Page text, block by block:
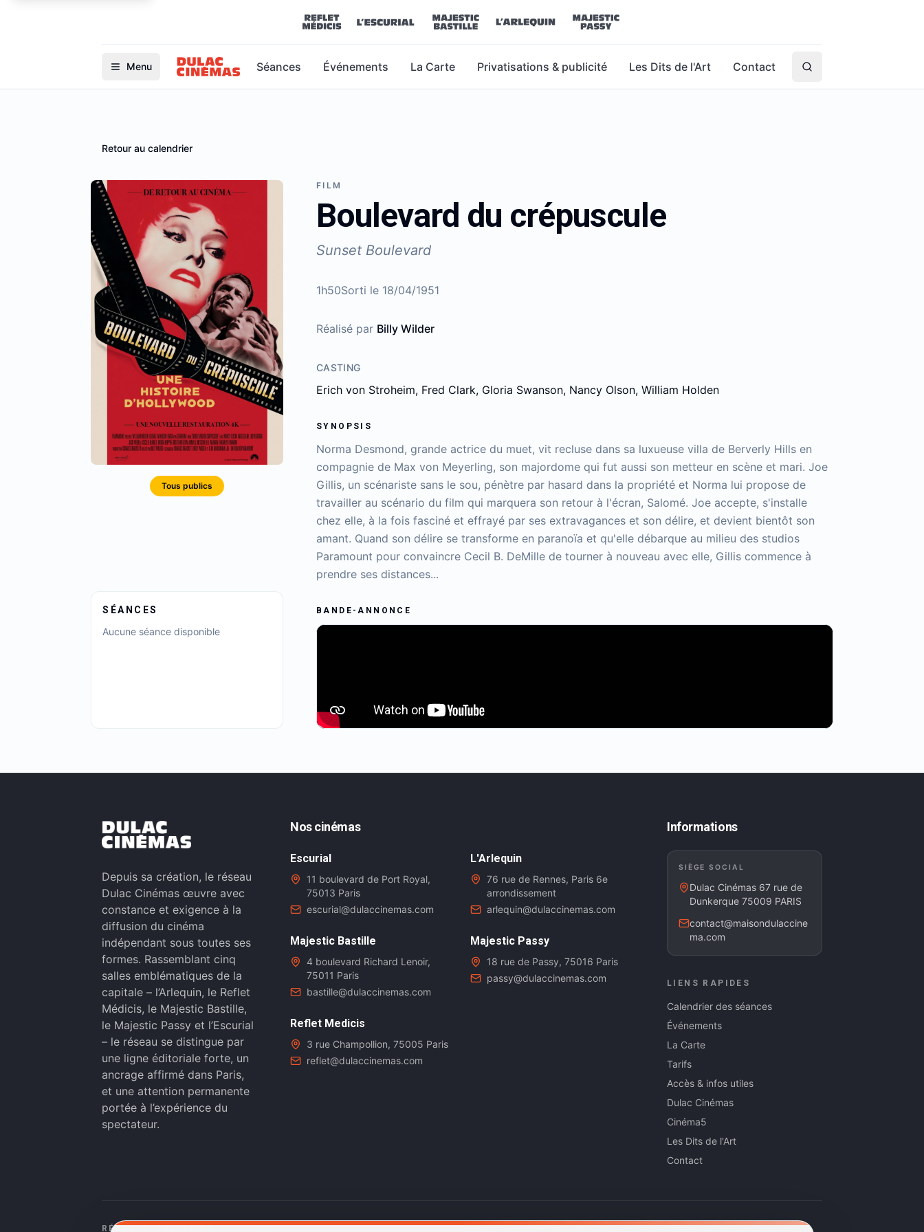
Menu Séances Événements La Carte Privatisations & publicité Les Dits de l'Art Contact
Retour au calendrier
Tous publics
SÉANCES
Aucune séance disponible
FILM
Boulevard du crépuscule
Sunset Boulevard
1h50Sorti le 18/04/1951
Réalisé par Billy Wilder
CASTING
Erich von Stroheim, Fred Clark, Gloria Swanson, Nancy Olson, William Holden
SYNOPSIS
Norma Desmond, grande actrice du muet, vit recluse dans sa luxueuse villa de Berverly Hills en
compagnie de Max von Meyerling, son majordome qui fut aussi son metteur en scène et mari. Joe
Gillis, un scénariste sans le sou, pénètre par hasard dans la propriété et Norma lui propose de
travailler au scénario du film qui marquera son retour à l'écran, Salomé. Joe accepte, s'installe
chez elle, à la fois fasciné et effrayé par ses extravagances et son délire, et devient bientôt son
amant. Quand son délire se transforme en paranoïa et qu'elle débarque au milieu des studios
Paramount pour convaincre Cecil B. DeMille de tourner à nouveau avec elle, Gillis commence à
prendre ses distances...
BANDE-ANNONCE
Depuis sa création, le réseau
Dulac Cinémas œuvre avec
constance et exigence à la
diffusion du cinéma
indépendant sous toutes ses
formes. Rassemblant cinq
salles emblématiques de la
capitale – l’Arlequin, le Reflet
Médicis, le Majestic Bastille,
le Majestic Passy et l’Escurial
– le réseau se distingue par
une ligne éditoriale forte, un
ancrage affirmé dans Paris,
et une attention permanente
portée à l’expérience du
spectateur.
Nos cinémas
Escurial
11 boulevard de Port Royal,
75013 Paris
escurial@dulaccinemas.com
L'Arlequin
76 rue de Rennes, Paris 6e
arrondissement
arlequin@dulaccinemas.com
Majestic Bastille
4 boulevard Richard Lenoir,
75011 Paris
bastille@dulaccinemas.com
Majestic Passy
18 rue de Passy, 75016 Paris
passy@dulaccinemas.com
Reflet Medicis
3 rue Champollion, 75005 Paris
reflet@dulaccinemas.com
Informations
SIÈGE SOCIAL
Dulac Cinémas 67 rue de
Dunkerque 75009 PARIS
contact@maisondulaccine
ma.com
LIENS RAPIDES
Calendrier des séances
Événements
La Carte
Tarifs
Accès & infos utiles
Dulac Cinémas
Cinéma5
Les Dits de l'Art
Contact
RÉSEAUX SOCIAUX